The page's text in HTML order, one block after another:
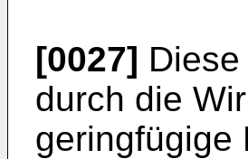
[0027]
durch die
geringfügige